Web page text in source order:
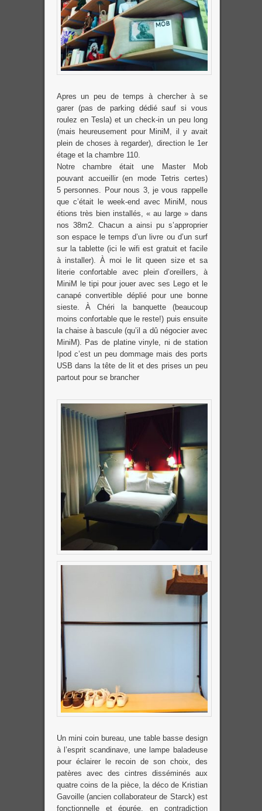
Apres un peu de temps à chercher à se
garer (pas de parking dédié sauf si vous
roulez en Tesla) et un check-in un peu long
(mais heureusement pour MiniM, il y avait
plein de choses à regarder), direction le 1er
étage et la chambre 110.
Notre chambre était une Master Mob
pouvant accueillir (en mode Tetris certes)
5 personnes. Pour nous 3, je vous rappelle
que c’était le week-end avec MiniM, nous
étions très bien installés, « au large » dans
nos 38m2. Chacun a ainsi pu s’approprier
son espace le temps d’un livre ou d’un surf
sur la tablette (ici le wifi est gratuit et facile
à installer). À moi le lit queen size et sa
literie confortable avec plein d’oreillers, à
MiniM le tipi pour jouer avec ses Lego et le
canapé convertible déplié pour une bonne
sieste. À Chéri la banquette (beaucoup
moins confortable que le reste!) puis ensuite
la chaise à bascule (qu’il a dû négocier avec
MiniM). Pas de platine vinyle, ni de station
Ipod c’est un peu dommage mais des ports
USB dans la tête de lit et des prises un peu
partout pour se brancher
Un mini coin bureau, une table basse design
à l’esprit scandinave, une lampe baladeuse
pour éclairer le recoin de son choix, des
patères avec des cintres disséminés aux
quatre coins de la pièce, la déco de Kristian
Gavoille (ancien collaborateur de Starck) est
fonctionnelle et épurée, en contradiction